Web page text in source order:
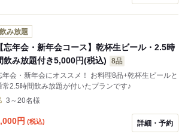
飲み放題
【忘年会・新年会コース】乾杯生ビール・2.5時
飲み放題付き5,000円(税込)
8品
会・新年会にオススメ！ お料理8品+乾杯生ビールと
常2.5時間飲み放題が付いたプランです♪
3～20名様
円 (税込) 詳細・予約